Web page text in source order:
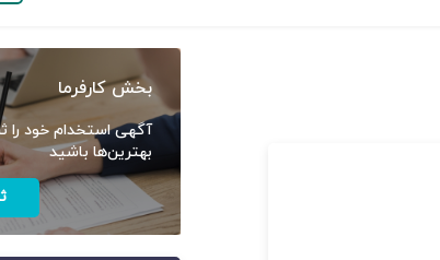
بخش کارفرما
آگهی استخدام خود را
بهترین‌ها باشید